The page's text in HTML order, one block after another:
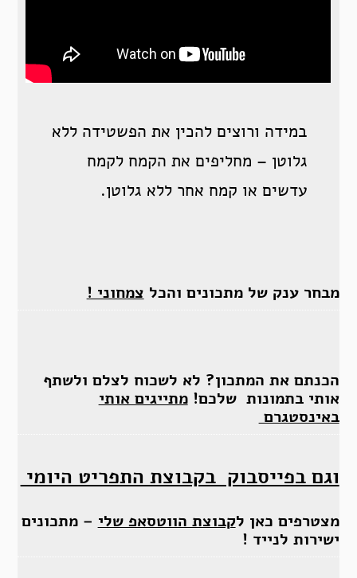
במידה ורוצים להכין את הפשטידה ללא
גלוטן – מחליפים את הקמח לקמח
עדשים או קמח אחר ללא גלוטן.
מבחר ענק של מתכונים והכל צמחוני !
הכנתם את המתכון? לא לשכוח לצלם ולשתף
אותי בתמונות שלכם!מתייגים אותי
באינסטגרם
וגם בפייסבוק בקבוצת התפריט היומי
מצטרפים כאן לקבוצת הווטסאפ שלי – מתכונים
ישירות לנייד !